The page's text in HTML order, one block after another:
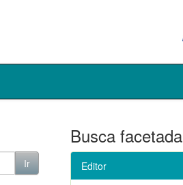
Busca facetada
Editor